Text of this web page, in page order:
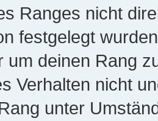
Ranges nicht
festgelegt
um deinen Rang
Verhalten nicht
unter